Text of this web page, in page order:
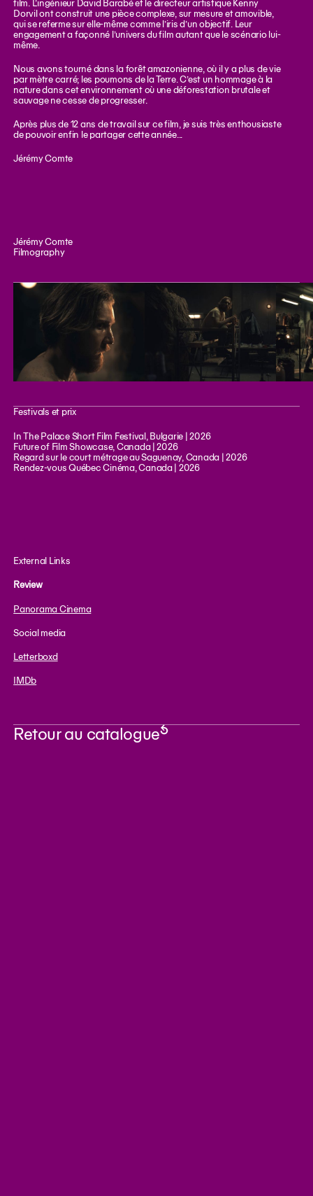
film. L’ingénieur David Barabé et le directeur artistique Kenny
Dorvil ont construit une pièce complexe, sur mesure et amovible,
qui se referme sur elle-même comme l’iris d’un objectif. Leur
engagement a façonné l’univers du film autant que le scénario lui-
même.
Nous avons tourné dans la forêt amazonienne, où il y a plus de vie
par mètre carré; les poumons de la Terre. C’est un hommage à la
nature dans cet environnement où une déforestation brutale et
sauvage ne cesse de progresser.
Après plus de 12 ans de travail sur ce film, je suis très enthousiaste
de pouvoir enfin le partager cette année...
Jérémy Comte
Jérémy Comte
Filmography
Festivals et prix
In The Palace Short Film Festival, Bulgarie | 2026
Future of Film Showcase, Canada | 2026
Regard sur le court métrage au Saguenay, Canada | 2026
Rendez-vous Québec Cinéma, Canada | 2026
External Links
Review
Panorama Cinema
Social media
Letterboxd
IMDb
Retour au catalogue